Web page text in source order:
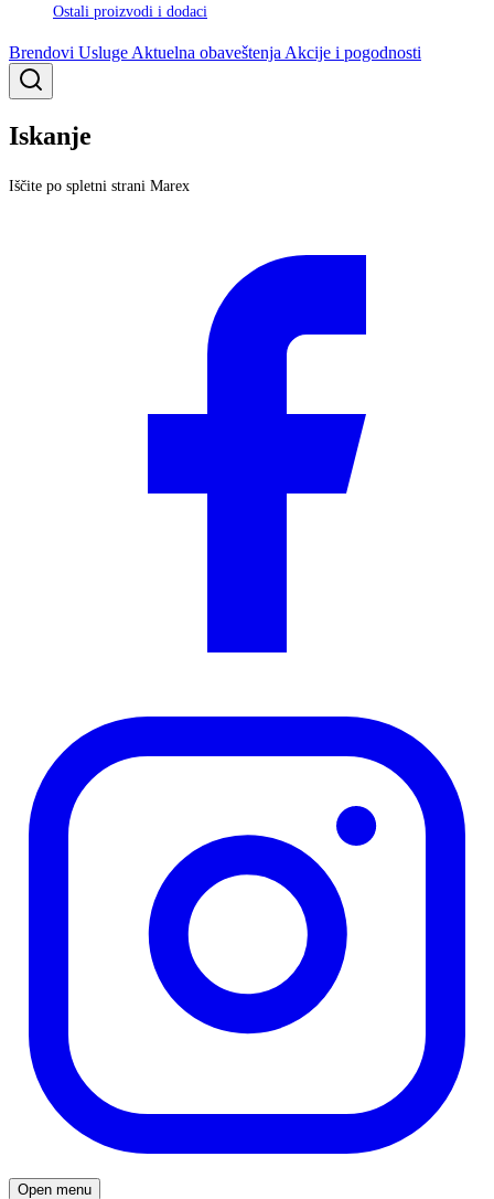
Ostali proizvodi i dodaci
Brendovi Usluge Aktuelna obaveštenja Akcije i pogodnosti
Iskanje
Iščite po spletni strani Marex
Open menu